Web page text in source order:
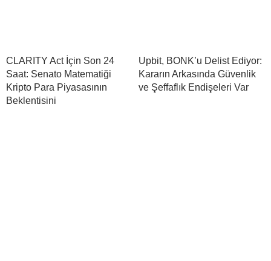
CLARITY Act İçin Son 24
Saat: Senato Matematiği
Kripto Para Piyasasının
Beklentisini
Upbit, BONK’u Delist Ediyor:
Kararın Arkasında Güvenlik
ve Şeffaflık Endişeleri Var